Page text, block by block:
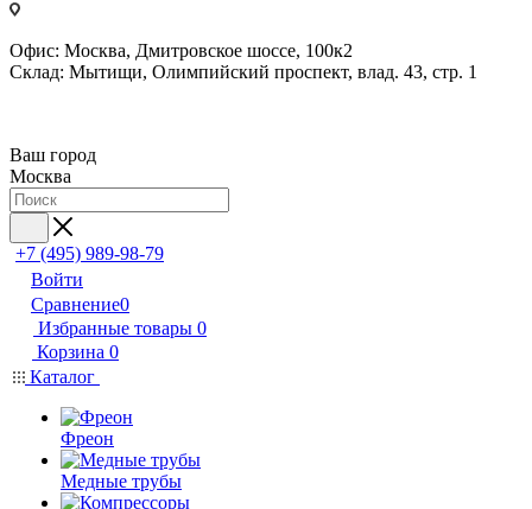
Офис: Москва, Дмитровское шоссе, 100к2
Склад: Мытищи, Олимпийский проспект, влад. 43, стр. 1
Ваш город
Москва
+7 (495) 989-98-79
Войти
Сравнение0
Избранные товары 0
Корзина 0
Каталог
Фреон
Медные трубы